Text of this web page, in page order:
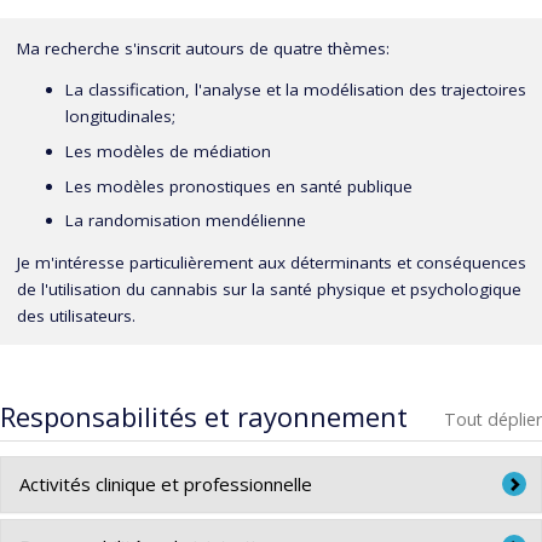
Ma recherche s'inscrit autours de quatre thèmes:
La classification, l'analyse et la modélisation des trajectoires
longitudinales;
Les modèles de médiation
Les modèles pronostiques en santé publique
La randomisation mendélienne
Je m'intéresse particulièrement aux déterminants et conséquences
de l'utilisation du cannabis sur la santé physique et psychologique
des utilisateurs.
Responsabilités et rayonnement Tout déplier
Activités clinique et professionnelle